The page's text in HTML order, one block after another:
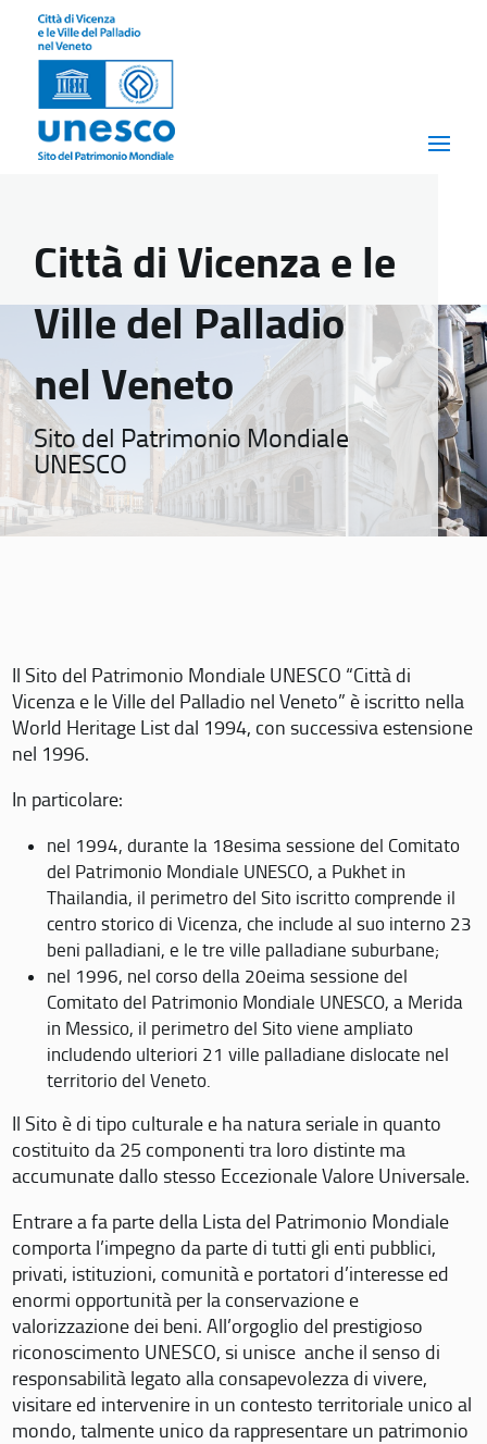
Città di Vicenza e le
Ville del Palladio
nel Veneto
Sito del Patrimonio Mondiale
UNESCO
Il Sito del Patrimonio Mondiale UNESCO “Città di
Vicenza e le Ville del Palladio nel Veneto” è iscritto nella
World Heritage List dal 1994, con successiva estensione
nel 1996.
In particolare:
nel 1994, durante la 18esima sessione del Comitato
del Patrimonio Mondiale UNESCO, a Pukhet in
Thailandia, il perimetro del Sito iscritto comprende il
centro storico di Vicenza, che include al suo interno 23
beni palladiani, e le tre ville palladiane suburbane;
nel 1996, nel corso della 20eima sessione del
Comitato del Patrimonio Mondiale UNESCO, a Merida
in Messico, il perimetro del Sito viene ampliato
includendo ulteriori 21 ville palladiane dislocate nel
territorio del Veneto.
Il Sito è di tipo culturale e ha natura seriale in quanto
costituito da 25 componenti tra loro distinte ma
accumunate dallo stesso Eccezionale Valore Universale.
Entrare a fa parte della Lista del Patrimonio Mondiale
comporta l’impegno da parte di tutti gli enti pubblici,
privati, istituzioni, comunità e portatori d’interesse ed
enormi opportunità per la conservazione e
valorizzazione dei beni. All’orgoglio del prestigioso
riconoscimento UNESCO, si unisce anche il senso di
responsabilità legato alla consapevolezza di vivere,
visitare ed intervenire in un contesto territoriale unico al
mondo, talmente unico da rappresentare un patrimonio